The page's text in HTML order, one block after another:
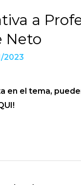
a
Neto
2023
en el tema,